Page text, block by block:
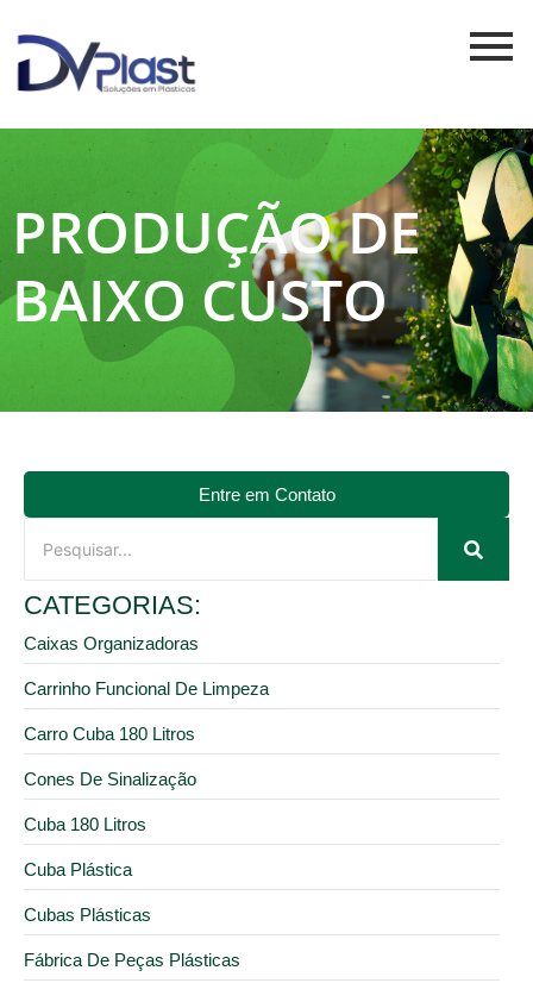
PRODUÇÃO DE
BAIXO CUSTO
Entre em Contato
CATEGORIAS:
Caixas Organizadoras
Carrinho Funcional De Limpeza
Carro Cuba 180 Litros
Cones De Sinalização
Cuba 180 Litros
Cuba Plástica
Cubas Plásticas
Fábrica De Peças Plásticas